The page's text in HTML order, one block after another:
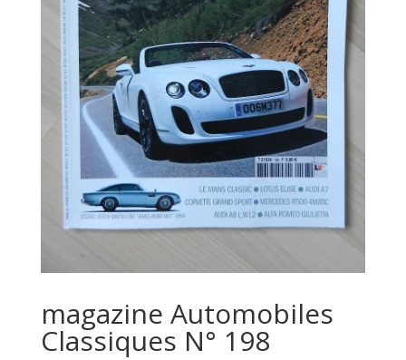
magazine Automobiles
Classiques N° 198